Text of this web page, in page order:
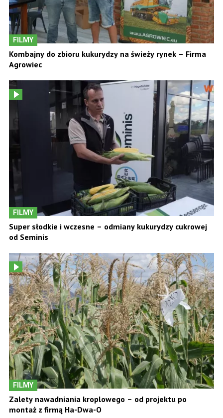
FILMY
Kombajny do zbioru kukurydzy na świeży rynek – Firma
Agrowiec
FILMY
Super słodkie i wczesne – odmiany kukurydzy cukrowej
od Seminis
FILMY
Zalety nawadniania kroplowego – od projektu po
montaż z firmą Ha-Dwa-O